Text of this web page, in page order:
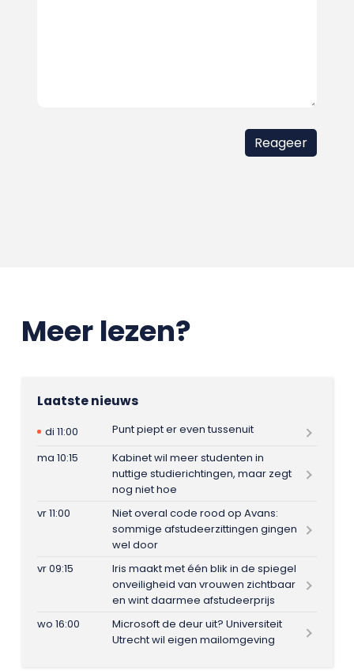
Meer lezen?
Laatste nieuws
di 11:00
Punt piept er even tussenuit
ma 10:15
Kabinet wil meer studenten in
nuttige studierichtingen, maar zegt
nog niet hoe
vr 11:00
Niet overal code rood op Avans:
sommige afstudeerzittingen gingen
wel door
vr 09:15
Iris maakt met één blik in de spiegel
onveiligheid van vrouwen zichtbaar
en wint daarmee afstudeerprijs
wo 16:00
Microsoft de deur uit? Universiteit
Utrecht wil eigen mailomgeving